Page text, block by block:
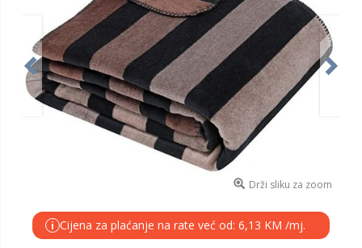
Drži sliku za zoom
i Cijena za plaćanje na rate već od: 6,13 KM /mj.